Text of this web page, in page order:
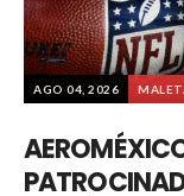
AGO 04, 2026